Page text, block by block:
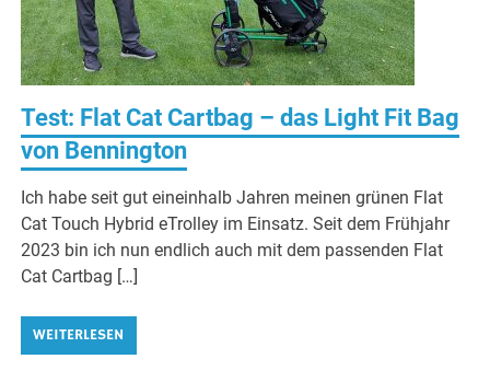
Test: Flat Cat Cartbag – das Light Fit Bag
von Bennington
Ich habe seit gut eineinhalb Jahren meinen grünen Flat
Cat Touch Hybrid eTrolley im Einsatz. Seit dem Frühjahr
2023 bin ich nun endlich auch mit dem passenden Flat
Cat Cartbag […]
WEITERLESEN